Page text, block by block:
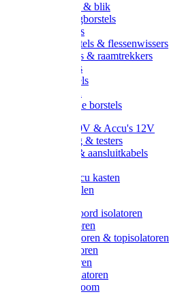
Handveger & blik
Voetenveegborstels
Handvegers
Afwasborstels & flessenwissers
Wasborstels & raamtrekkers
Tonborstels
Werkborstels
Hygienische borstels
Batterijen 9V & Accu's 12V
Beveiliging & testers
Kabelsets & aansluitkabels
Metalen accu kasten
Zonnepanelen
Draad & koord isolatoren
Ringisolatoren
Extra isolatoren & topisolatoren
Hoekisolatoren
Lintisolatoren
Afstandisolatoren
Isolatorenboom